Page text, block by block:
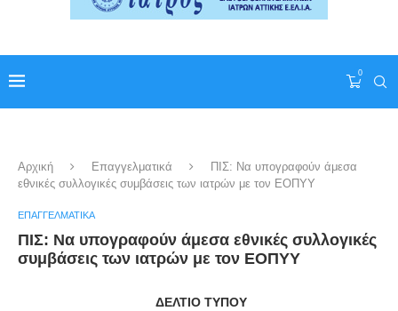
0
Αρχική Επαγγελματικά
ΠΙΣ: Να υπογραφούν άμεσα
εθνικές συλλογικές συμβάσεις των ιατρών με τον ΕΟΠΥΥ
ΕΠΑΓΓΕΛΜΑΤΙΚΆ
ΠΙΣ: Να υπογραφούν άμεσα εθνικές συλλογικές
συμβάσεις των ιατρών με τον ΕΟΠΥΥ
ΔΕΛΤΙΟ ΤΥΠΟΥ